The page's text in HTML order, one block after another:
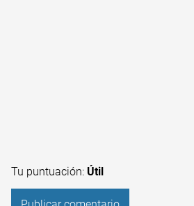
Tu puntuación: Útil